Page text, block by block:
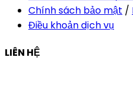
Chính sách bảo mật /
Điều khoản dịch vụ
LIÊN HỆ